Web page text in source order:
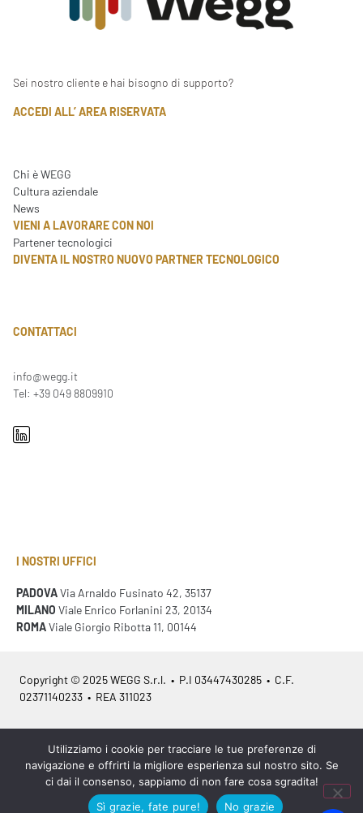
Sei nostro cliente e hai bisogno di supporto?
ACCEDI ALL’ AREA RISERVATA
Chi è WEGG
Cultura aziendale
News
VIENI A LAVORARE CON NOI
Partener tecnologici
DIVENTA IL NOSTRO NUOVO PARTNER TECNOLOGICO
CONTATTACI
info@wegg.it
Tel: +39 049 8809910
I NOSTRI UFFICI
PADOVAVia Arnaldo Fusinato 42, 35137
MILANO Viale Enrico Forlanini 23, 20134
ROMAViale Giorgio Ribotta 11, 00144
Copyright © 2025 WEGG S.r.l. • P.I 03447430285 • C.F.
02371140233 • REA 311023
Azienda Certificata ISO 9001:2015 – ITA / ISO 9001:2015 – EN
Utilizziamo i cookie per tracciare le tue preferenze di
navigazione e offrirti la migliore esperienza sul nostro sito. Se
ci dai il consenso, sappiamo di non fare cosa sgradita!
Sì grazie, fate pure!
No grazie